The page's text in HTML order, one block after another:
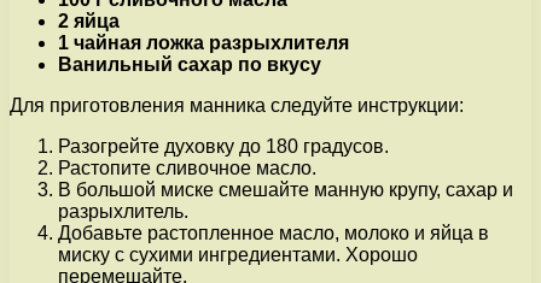
2 яйца
1 чайная ложка разрыхлителя
Ванильный сахар по вкусу
Для приготовления манника следуйте инструкции:
Разогрейте духовку до 180 градусов.
Растопите сливочное масло.
В большой миске смешайте манную крупу, сахар и
разрыхлитель.
Добавьте растопленное масло, молоко и яйца в
миску с сухими ингредиентами. Хорошо
перемешайте.